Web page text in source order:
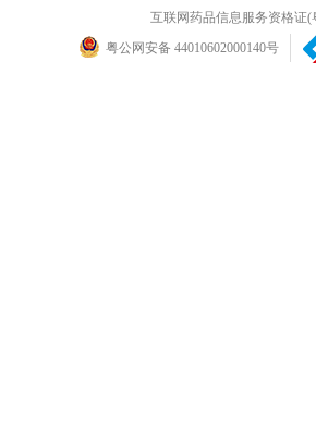
互联网药品信息服务资格证(
粤公网安备 44010602000140号